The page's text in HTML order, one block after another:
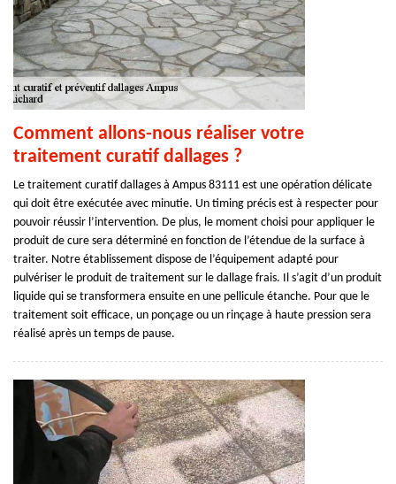
Comment allons-nous réaliser votre
traitement curatif dallages ?
Le traitement curatif dallages à Ampus 83111 est une opération délicate
qui doit être exécutée avec minutie. Un timing précis est à respecter pour
pouvoir réussir l’intervention. De plus, le moment choisi pour appliquer le
produit de cure sera déterminé en fonction de l’étendue de la surface à
traiter. Notre établissement dispose de l’équipement adapté pour
pulvériser le produit de traitement sur le dallage frais. Il s’agit d’un produit
liquide qui se transformera ensuite en une pellicule étanche. Pour que le
traitement soit efficace, un ponçage ou un rinçage à haute pression sera
réalisé après un temps de pause.